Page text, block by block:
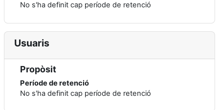
No s'ha definit cap període de retenció
Usuaris
Propòsit
Període de retenció
No s'ha definit cap període de retenció